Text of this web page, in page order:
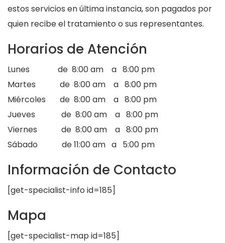
estos servicios en última instancia, son pagados por
quien recibe el tratamiento o sus representantes.
Horarios de Atención
Lunes de 8:00 am a 8:00 pm
Martes de 8:00 am a 8:00 pm
Miércoles de 8:00 am a 8:00 pm
Jueves de 8:00 am a 8:00 pm
Viernes de 8:00 am a 8:00 pm
Sábado de 11:00 am a 5:00 pm
Información de Contacto
[get-specialist-info id=185]
Mapa
[get-specialist-map id=185]